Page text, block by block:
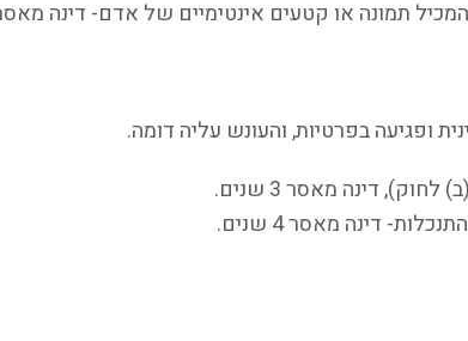
תמונה או קטעים אינטימיים של אדם- דינה מאסר 5
ופגיעה בפרטיות, והעונש עליה דומה.
דינה מאסר 4 שנים.